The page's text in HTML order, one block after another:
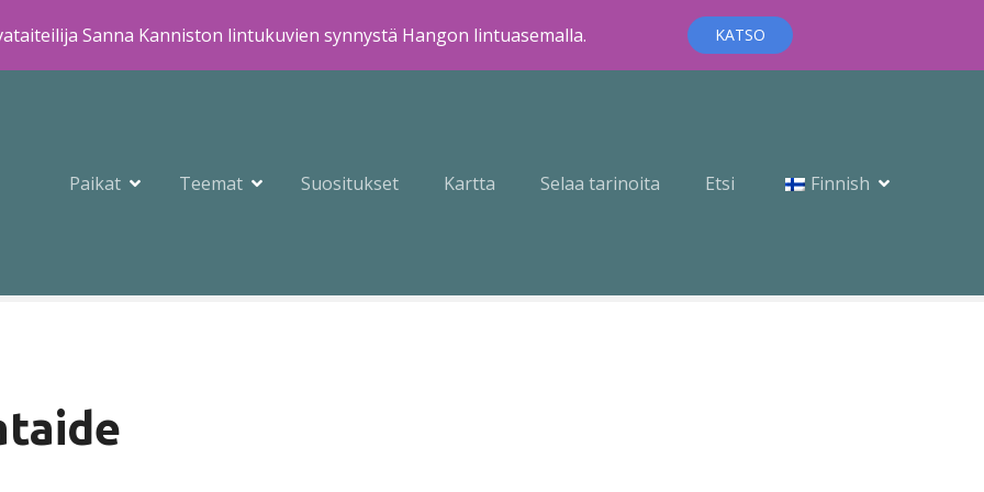
Sanna Kanniston lintukuvien synnystä Hangon lintuasemalla. KATSO
Paikat Teemat Suositukset Kartta Selaa tarinoita Etsi Finnish